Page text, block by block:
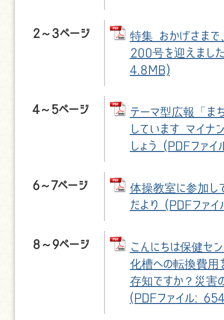
2～3ページ
特集 おかげさまで
200号を迎えまし
4.8MB)
4～5ページ
テーマ型広報「ま
しています マイナ
しょう (PDFファ
6～7ページ
体操教室に参加し
だより (PDFファ
8～9ページ
こんにちは保健セ
化槽への転換費用
存知ですか？災害
(PDFファイル: